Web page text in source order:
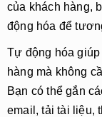
của khách hàng,
động hóa để
Tự động hóa
hàng mà không
Bạn có thể gắn
email, tải tài liệu,